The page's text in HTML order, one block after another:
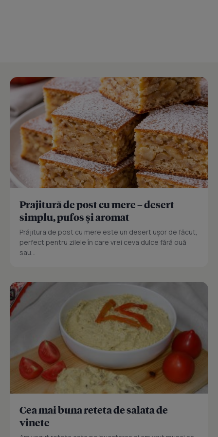
Prajitură de post cu mere – desert
simplu, pufos și aromat
Prăjitura de post cu mere este un desert ușor de făcut,
perfect pentru zilele în care vrei ceva dulce fără ouă
sau...
Cea mai buna reteta de salata de
vinete